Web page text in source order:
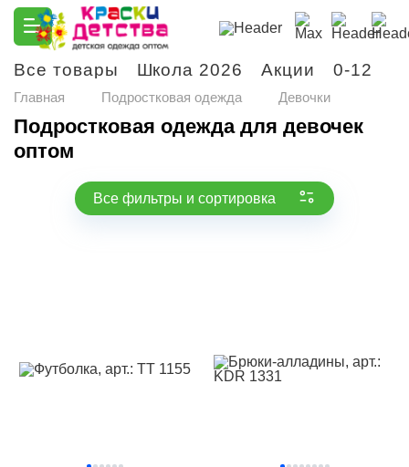
Все товары Школа 2026 Акции 0-12
Главная Подростковая одежда Девочки
Подростковая одежда для девочек
оптом
Все фильтры и сортировка